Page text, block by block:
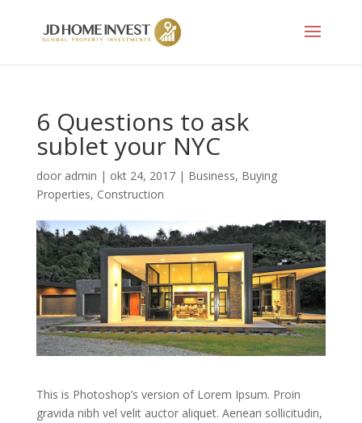
6 Questions to ask
sublet your NYC
door admin | okt 24, 2017| Business, Buying
Properties, Construction
This is Photoshop’s version of Lorem Ipsum. Proin
gravida nibh vel velit auctor aliquet. Aenean sollicitudin,